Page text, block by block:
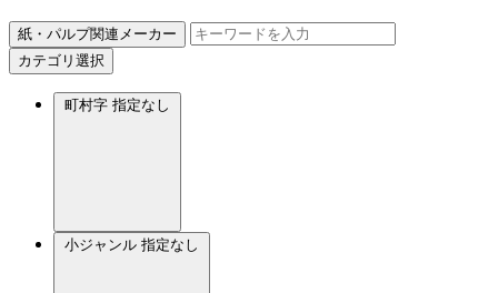
紙・パルプ関連メーカー
カテゴリ選択
町村字 指定なし
小ジャンル 指定なし